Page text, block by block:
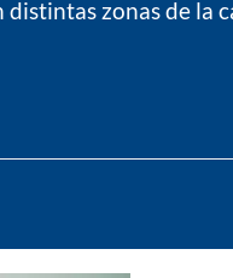
zonas de la